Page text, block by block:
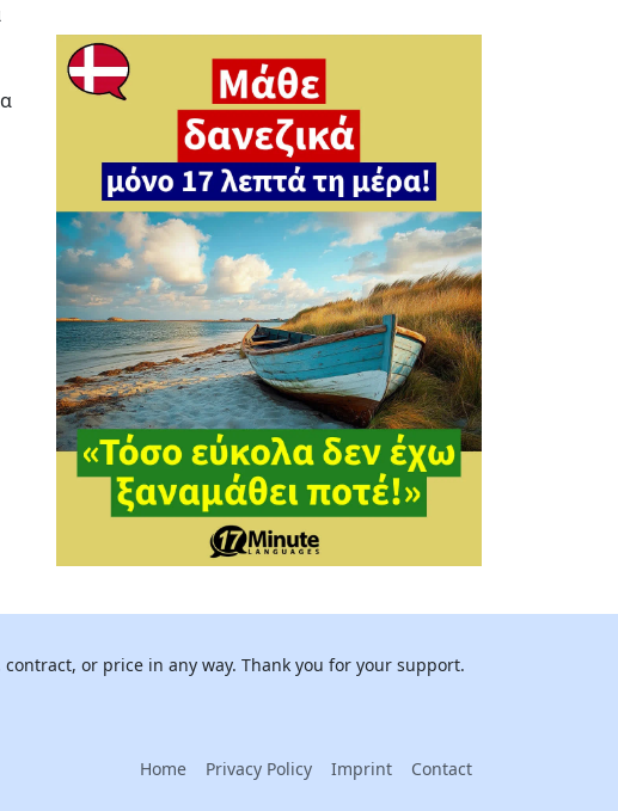
or price in any way. Thank you for your support.
Home Privacy Policy Imprint Contact